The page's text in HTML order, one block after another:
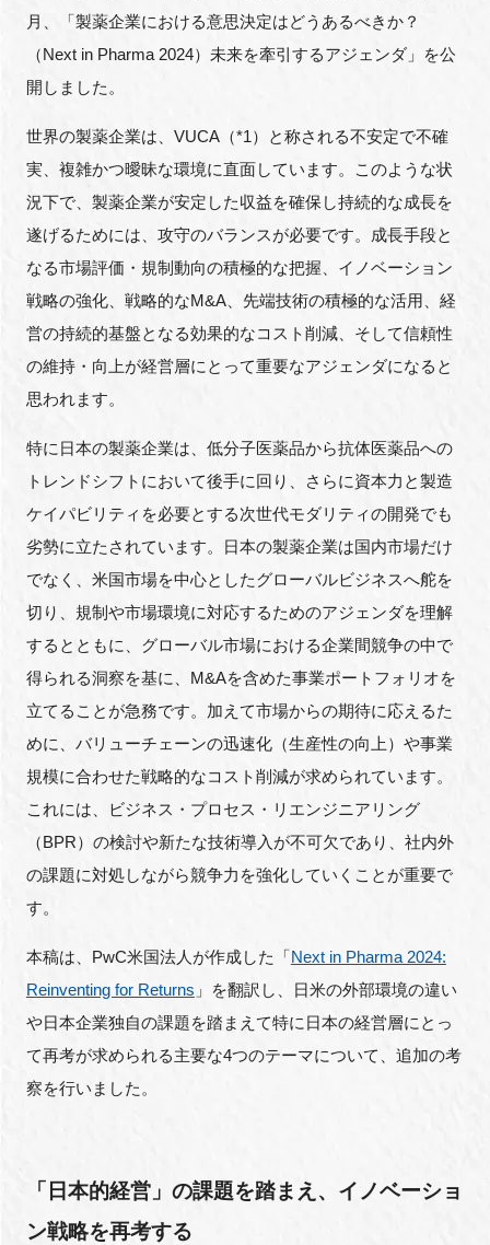
閉じる
月、「製薬企業における意思決定はどうあるべきか？
（Next in Pharma 2024）未来を牽引するアジェンダ」を公
開しました。
世界の製薬企業は、VUCA（*1）
と称される不安定で不確
実、複雑かつ曖昧な環境に直面しています。このような状
況下で、製薬企業が安定した収益を確保し持続的な成長を
遂げるためには、攻守のバランスが必要です。成長手段と
なる市場評価・規制動向の積極的な把握、イノベーション
戦略の強化、戦略的なM&A、先端技術の積極的な活用、経
営の持続的基盤となる効果的なコスト削減、そして信頼性
の維持・向上が経営層にとって重要なアジェンダになると
思われます。
特に日本の製薬企業は、低分子医薬品から抗体医薬品への
トレンドシフトにおいて後手に回り、さらに資本力と製造
ケイパビリティを必要とする次世代モダリティの開発でも
劣勢に立たされています。日本の製薬企業は国内市場だけ
でなく、米国市場を中心としたグローバルビジネスへ舵を
切り、規制や市場環境に対応するためのアジェンダを理解
するとともに、グローバル市場における企業間競争の中で
得られる洞察を基に、M&Aを含めた事業ポートフォリオを
立てることが急務です。加えて市場からの期待に応えるた
めに、バリューチェーンの迅速化（生産性の向上）や事業
規模に合わせた戦略的なコスト削減が求められています。
これには、ビジネス・プロセス・リエンジニアリング
（BPR）の検討や新たな技術導入が不可欠であり、社内外
の課題に対処しながら競争力を強化していくことが重要で
す。
本稿は、PwC米国法人が作成した「Next in Pharma 2024:
Reinventing for Returns 」を翻訳し、日米の外部環境の違い
や日本企業独自の課題を踏まえて特に日本の経営層にとっ
て再考が求められる主要な4つのテーマについて、追加の考
察を行いました。
「日本的経営」の課題を踏まえ、イノベーショ
ン戦略を再考する